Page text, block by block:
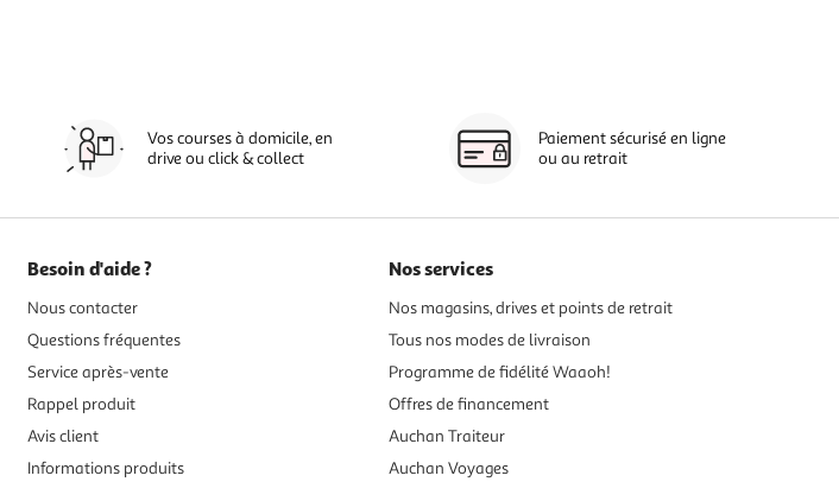
Vos courses à domicile, en
drive ou click & collect
Paiement sécurisé en ligne
ou au retrait
Besoin d'aide ?
Nous contacter
Questions fréquentes
Service après-vente
Rappel produit
Avis client
Informations produits
Nos services
Nos magasins, drives et points de retrait
Tous nos modes de livraison
Programme de fidélité Waaoh!
Offres de financement
Auchan Traiteur
Auchan Voyages